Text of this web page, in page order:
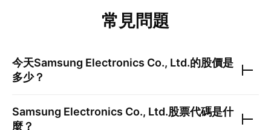
常見問題
今天Samsung Electronics Co., Ltd.的股價是
多少？
Samsung Electronics Co., Ltd.股票代碼是什
麼？